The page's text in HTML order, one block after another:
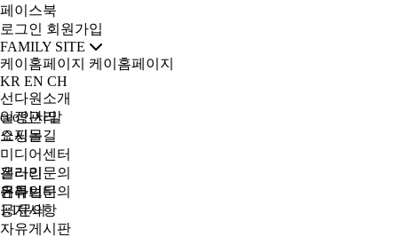
페이스북
로그인 회원가입
FAMILY SITE
케이홈페이지
케이홈페이지
KR EN CH
선다원소개
ceo인사말
오시는길
일정관리
쇼핑몰
미디어센터
갤러리
유튜브
온라인문의
온라인문의
1:1문의
커뮤니티
공지사항
자유게시판